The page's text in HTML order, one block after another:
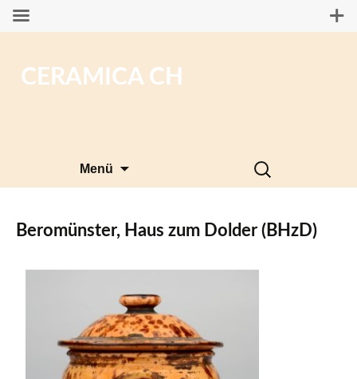
CERAMICA CH
Menü
Suchen
nach:
Beromünster, Haus zum Dolder (BHzD)